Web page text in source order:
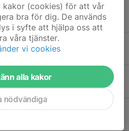
kakor (cookies) för att vår
bra för dig. De används
i syfte att hjälpa oss att
våra tjänster.
vi cookies
alla kakor
nödvändiga